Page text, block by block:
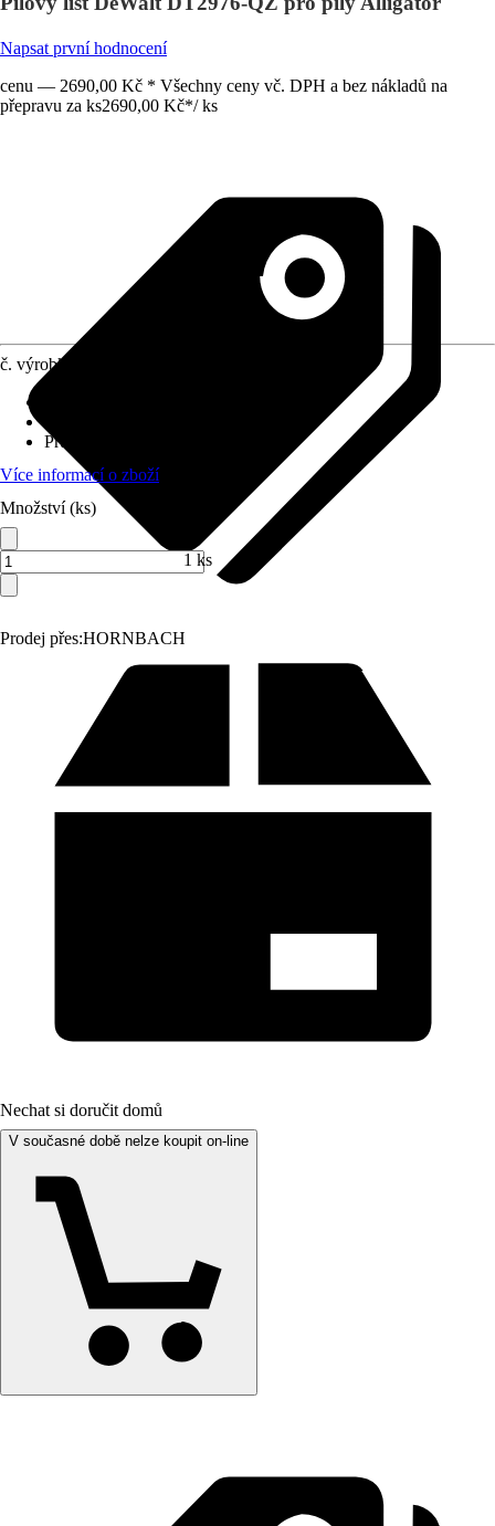
Napsat první hodnocení
cenu — 2690,00 Kč * Všechny ceny vč. DPH a bez nákladů na
přepravu za ks2690,00 Kč*/ ks
Prodej přes:HORNBACH
č. výrobku
Průměr
Více informací o zboží
Množství (ks)
1 ks
Nechat si doručit domů
V současné době nelze koupit on-line